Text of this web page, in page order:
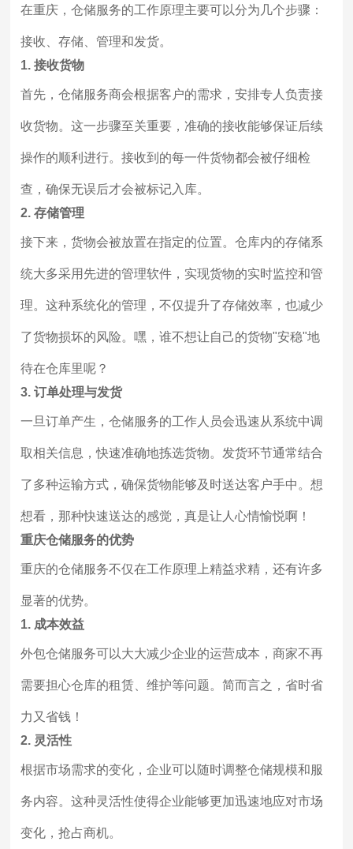
在重庆，仓储服务的工作原理主要可以分为几个步骤：
接收、存储、管理和发货。
1. 接收货物
首先，仓储服务商会根据客户的需求，安排专人负责接
收货物。这一步骤至关重要，准确的接收能够保证后续
操作的顺利进行。接收到的每一件货物都会被仔细检
查，确保无误后才会被标记入库。
2. 存储管理
接下来，货物会被放置在指定的位置。仓库内的存储系
统大多采用先进的管理软件，实现货物的实时监控和管
理。这种系统化的管理，不仅提升了存储效率，也减少
了货物损坏的风险。嘿，谁不想让自己的货物"安稳"地
待在仓库里呢？
3. 订单处理与发货
一旦订单产生，仓储服务的工作人员会迅速从系统中调
取相关信息，快速准确地拣选货物。发货环节通常结合
了多种运输方式，确保货物能够及时送达客户手中。想
想看，那种快速送达的感觉，真是让人心情愉悦啊！
重庆仓储服务的优势
重庆的仓储服务不仅在工作原理上精益求精，还有许多
显著的优势。
1. 成本效益
外包仓储服务可以大大减少企业的运营成本，商家不再
需要担心仓库的租赁、维护等问题。简而言之，省时省
力又省钱！
2. 灵活性
根据市场需求的变化，企业可以随时调整仓储规模和服
务内容。这种灵活性使得企业能够更加迅速地应对市场
变化，抢占商机。